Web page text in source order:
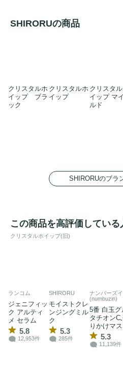
SHIRORUの商品
クリスタルホ
イップ ブラ
ック
クリスタルホ
イップ
クリスタ
イップ マイ
ルド
SHIRORUのブラ
この商品を高評価してい
クリスタルホイップ(旧)
ランコム
ジェニフィッ
ク アルティ
メ セラム
5.8
12,953件
SHIRORU
モイストクレ
ンジングミル
ク
5.3
285件
ナンバーズ
(numbuzin)
5番 白玉グ
タチオンC
りかけマス
5.3
11,139件